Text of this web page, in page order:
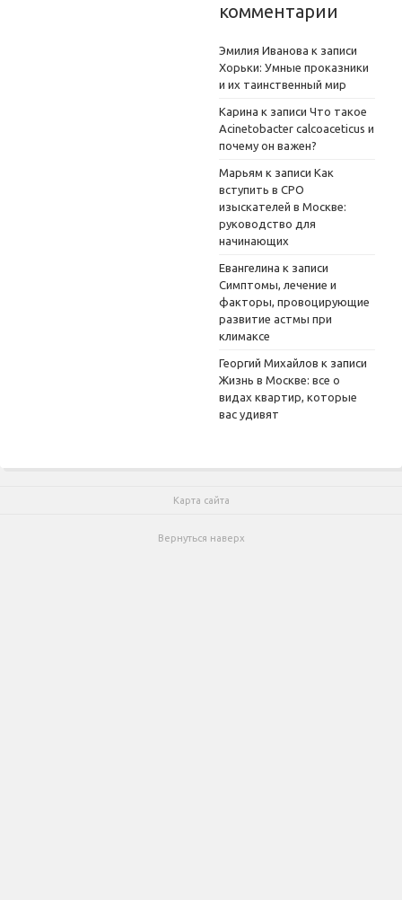
комментарии
Эмилия Иванова к записи
Хорьки: Умные проказники
и их таинственный мир
Карина к записи Что такое
Acinetobacter calcoaceticus и
почему он важен?
Марьям к записи Как
вступить в СРО
изыскателей в Москве:
руководство для
начинающих
Евангелина к записи
Симптомы, лечение и
факторы, провоцирующие
развитие астмы при
климаксе
Георгий Михайлов к записи
Жизнь в Москве: все о
видах квартир, которые
вас удивят
Карта сайта
Вернуться наверх